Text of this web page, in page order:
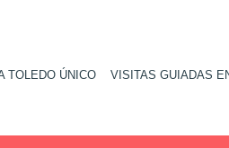
TOLEDO ÚNICO VISITAS GUIADAS